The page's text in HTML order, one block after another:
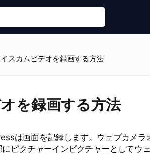
スカムビデオを録画する方法
を録画する方法
は画面を記録します。ウェブカメラ
ピクチャーインピクチャーとしてウ